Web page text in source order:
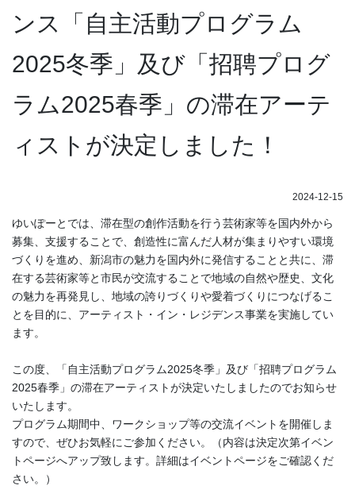
ンス「自主活動プログラム
2025冬季」及び「招聘プログ
ラム2025春季」の滞在アーテ
ィストが決定しました！
2024-12-15
ゆいぽーとでは、滞在型の創作活動を行う芸術家等を国内外から
募集、支援することで、創造性に富んだ人材が集まりやすい環境
づくりを進め、新潟市の魅力を国内外に発信することと共に、滞
在する芸術家等と市民が交流することで地域の自然や歴史、文化
の魅力を再発見し、地域の誇りづくりや愛着づくりにつなげるこ
とを目的に、アーティスト・イン・レジデンス事業を実施してい
ます。
この度、「自主活動プログラム2025冬季」及び「招聘プログラム
2025春季」の滞在アーティストが決定いたしましたのでお知らせ
いたします。
プログラム期間中、ワークショップ等の交流イベントを開催しま
すので、ぜひお気軽にご参加ください。（内容は決定次第イベン
トページへアップ致します。詳細はイベントページをご確認くだ
さい。）